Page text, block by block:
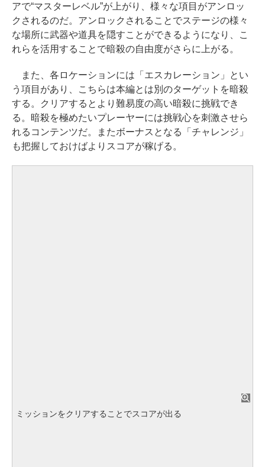
アで“マスターレベル”が上がり、様々な項目がアンロッ
クされるのだ。アンロックされることでステージの様々
な場所に武器や道具を隠すことができるようになり、こ
れらを活用することで暗殺の自由度がさらに上がる。
また、各ロケーションには「エスカレーション」とい
う項目があり、こちらは本編とは別のターゲットを暗殺
する。クリアするとより難易度の高い暗殺に挑戦でき
る。暗殺を極めたいプレーヤーには挑戦心を刺激させら
れるコンテンツだ。またボーナスとなる「チャレンジ」
も把握しておけばよりスコアが稼げる。
ミッションをクリアすることでスコアが出る